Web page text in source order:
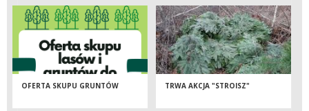
OFERTA SKUPU GRUNTÓW TRWA AKCJA "STROISZ"